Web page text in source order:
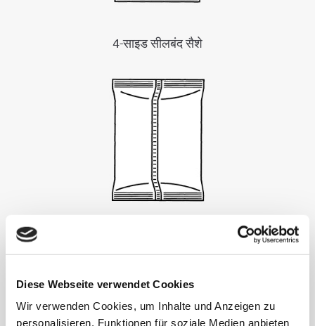
Diese Webseite verwendet Cookies
Wir verwenden Cookies, um Inhalte und Anzeigen zu
personalisieren, Funktionen für soziale Medien anbieten
4-साइड सीलबंद सैशे